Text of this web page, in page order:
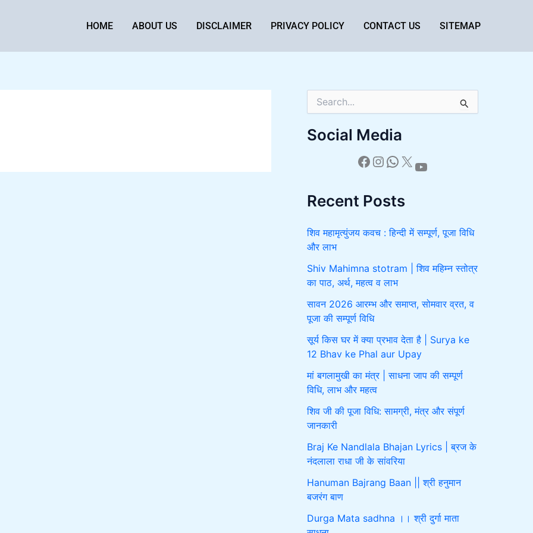
HOME ABOUT US DISCLAIMER PRIVACY POLICY CONTACT US SITEMAP
e
r
r
:
Social Media
Recent Posts
शिव महामृत्युंजय कवच : हिन्दी में सम्पूर्ण, पूजा विधि
और लाभ
Shiv Mahimna stotram | शिव महिम्न स्तोत्र
का पाठ, अर्थ, महत्व व लाभ
सावन 2026 आरम्भ और समाप्त, सोमवार व्रत, व
पूजा की सम्पूर्ण विधि
सूर्य किस घर में क्या प्रभाव देता है | Surya ke
12 Bhav ke Phal aur Upay
मां बगलामुखी का मंत्र | साधना जाप की सम्पूर्ण
विधि, लाभ और महत्व
शिव जी की पूजा विधि: सामग्री, मंत्र और संपूर्ण
जानकारी
Braj Ke Nandlala Bhajan Lyrics | ब्रज के
नंदलाला राधा जी के सांवरिया
Hanuman Bajrang Baan || श्री हनुमान
बजरंग बाण
Durga Mata sadhna ।। श्री दुर्गा माता